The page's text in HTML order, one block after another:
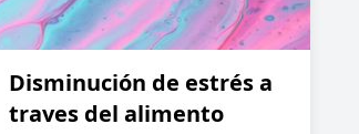
Disminución de estrés a
traves del alimento